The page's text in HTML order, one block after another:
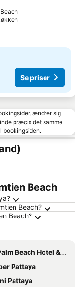
Se priser
ændrer sig
præcis det samme
bookingsiden.
Beach
Beach?
Beach?
Beach Hotel & Resort
Pattaya
Pattaya